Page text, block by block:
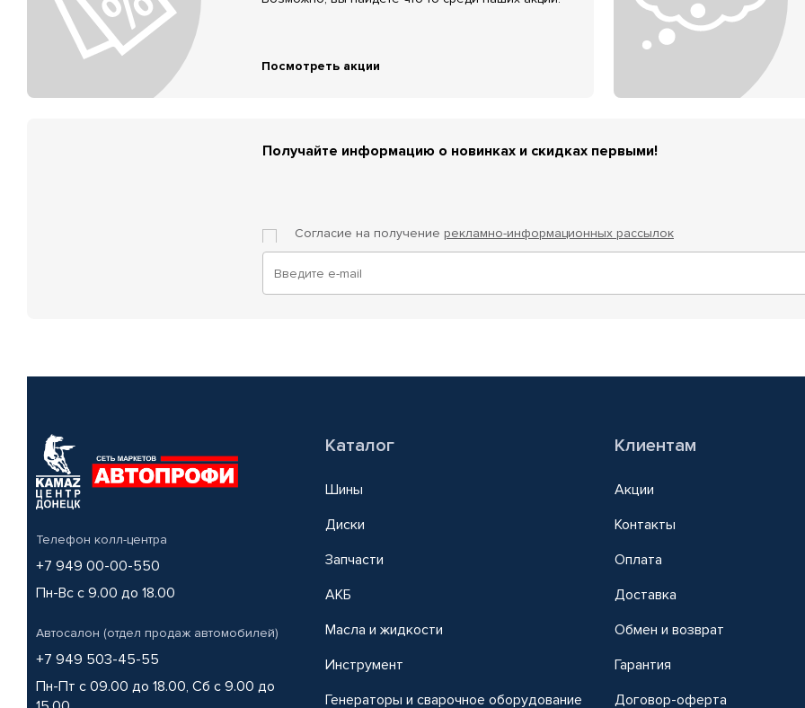
Посмотреть акции
Получайте информацию о новинках и скидках первыми!
Согласие на получение рекламно-информационных рассылок
Телефон колл-центра
+7 949 00-00-550
Пн-Вс с 9.00 до 18.00
Автосалон (отдел продаж автомобилей)
+7 949 503-45-55
Пн-Пт с 09.00 до 18.00, Сб с 9.00 до
Каталог
Шины
Диски
Запчасти
АКБ
Масла и жидкости
Инструмент
Генераторы и сварочное оборудование
Клиентам
Акции
Контакты
Оплата
Доставка
Обмен и возврат
Гарантия
Договор-оферта